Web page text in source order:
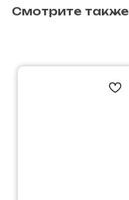
Смотрите также